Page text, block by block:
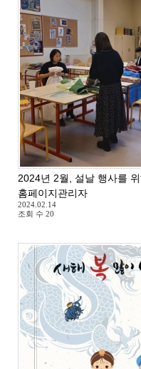
2024년 2월, 설날 행사를
홈페이지관리자
2024.02.14
조회 수 20